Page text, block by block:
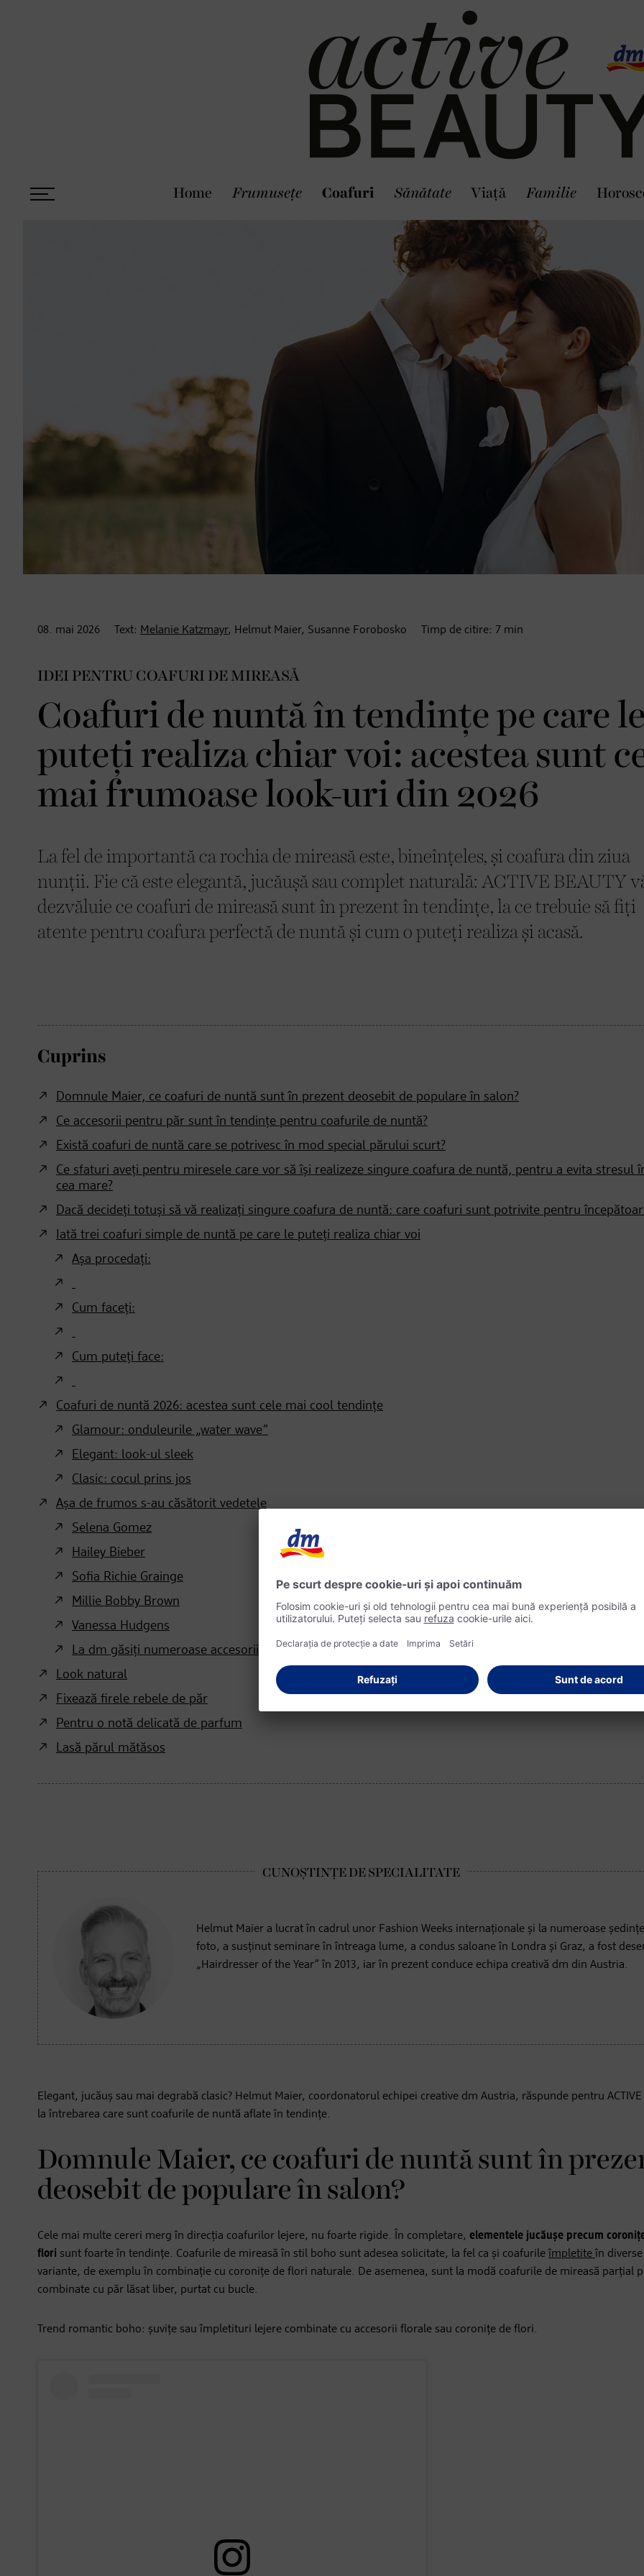
Home Frumusețe Coafuri Sănătate Viaţă Familie
08. mai 2026 Text: Melanie Katzmayr, Helmut Maier, Susanne Forobosko Timp de citire: 7 min
IDEI PENTRU COAFURI DE MIREASĂ
Coafuri de nuntă în tendințe pe care
puteți realiza chiar voi: acestea sunt
mai frumoase look-uri din 2026
La fel de importantă ca rochia de mireasă este, bineînțeles, și coafura din ziua
nunții. Fie că este elegantă, jucăușă sau complet naturală: ACTIVE BEAUTY
dezvăluie ce coafuri de mireasă sunt în prezent în tendințe, la ce trebuie să fiți
atente pentru coafura perfectă de nuntă și cum o puteți realiza și acasă.
Cuprins
Domnule Maier, ce coafuri de nuntă sunt în prezent deosebit de populare în salon?
Ce accesorii pentru păr sunt în tendințe pentru coafurile de nuntă?
Există coafuri de nuntă care se potrivesc în mod special părului scurt?
Ce sfaturi aveți pentru miresele care vor să își realizeze singure coafura de nuntă, pentru a evita stresul
cea mare?
Dacă decideți totuși să vă realizați singure coafura de nuntă: care coafuri sunt potrivite pentru
Iată trei coafuri simple de nuntă pe care le puteți realiza chiar voi
Așa procedați:
Cum faceți:
Cum puteți face:
Coafuri de nuntă 2026: acestea sunt cele mai cool tendințe
Glamour: onduleurile „water wave”
Elegant: look-ul sleek
Clasic: cocul prins jos
Așa de frumos s-au căsătorit vedetele
Selena Gomez
Hailey Bieber
Sofia Richie Grainge
Millie Bobby Brown
Vanessa Hudgens
La dm găsiți numeroase accesorii pentru coafura perfectă de nuntă:
Look natural
Fixează firele rebele de păr
Pentru o notă delicată de parfum
Lasă părul mătăsos
Helmut Maier a lucrat în cadrul unor Fashion Weeks internaționale și la numeroase ședințe
foto, a susținut seminare în întreaga lume, a condus saloane în Londra și Graz, a fost
„Hairdresser of the Year” în 2013, iar în prezent conduce echipa creativă dm din Austria.
Elegant, jucăuș sau mai degrabă clasic? Helmut Maier, coordonatorul echipei creative dm Austria, răspunde pentru ACTIVE
la întrebarea care sunt coafurile de nuntă aflate în tendințe.
Domnule Maier, ce coafuri de nuntă sunt în
deosebit de populare în salon?
Cele mai multe cereri merg în direcția coafurilor lejere, nu foarte rigide. În completare, elementele jucăușe precum
flori sunt foarte în tendințe. Coafurile de mireasă în stil boho sunt adesea solicitate, la fel ca și coafurileîmpletiteîn diverse
variante, de exemplu în combinație cu coronițe de flori naturale. De asemenea, sunt la modă coafurile de mireasă parțial
combinate cu păr lăsat liber, purtat cu bucle.
Trend romantic boho: șuvițe sau împletituri lejere combinate cu accesorii florale sau coronițe de flori.